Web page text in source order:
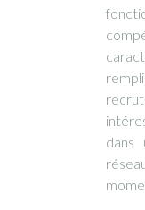
dans